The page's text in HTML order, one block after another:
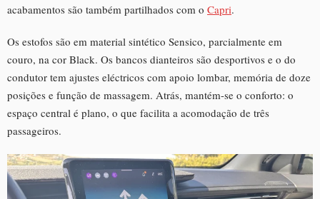
acabamentos são também partilhados com o Capri.
Os estofos são em material sintético Sensico, parcialmente em
couro, na cor Black. Os bancos dianteiros são desportivos e o do
condutor tem ajustes eléctricos com apoio lombar, memória de doze
posições e função de massagem. Atrás, mantém-se o conforto: o
espaço central é plano, o que facilita a acomodação de três
passageiros.